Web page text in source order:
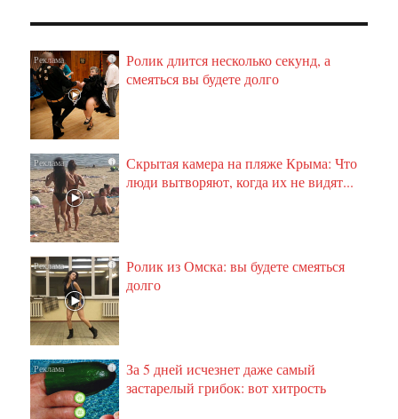
i
Ролик длится несколько секунд, а
смеяться вы будете долго
i
Скрытая камера на пляже Крыма: Что
люди вытворяют, когда их не видят...
i
Ролик из Омска: вы будете смеяться
долго
i
За 5 дней исчезнет даже самый
застарелый грибок: вот хитрость